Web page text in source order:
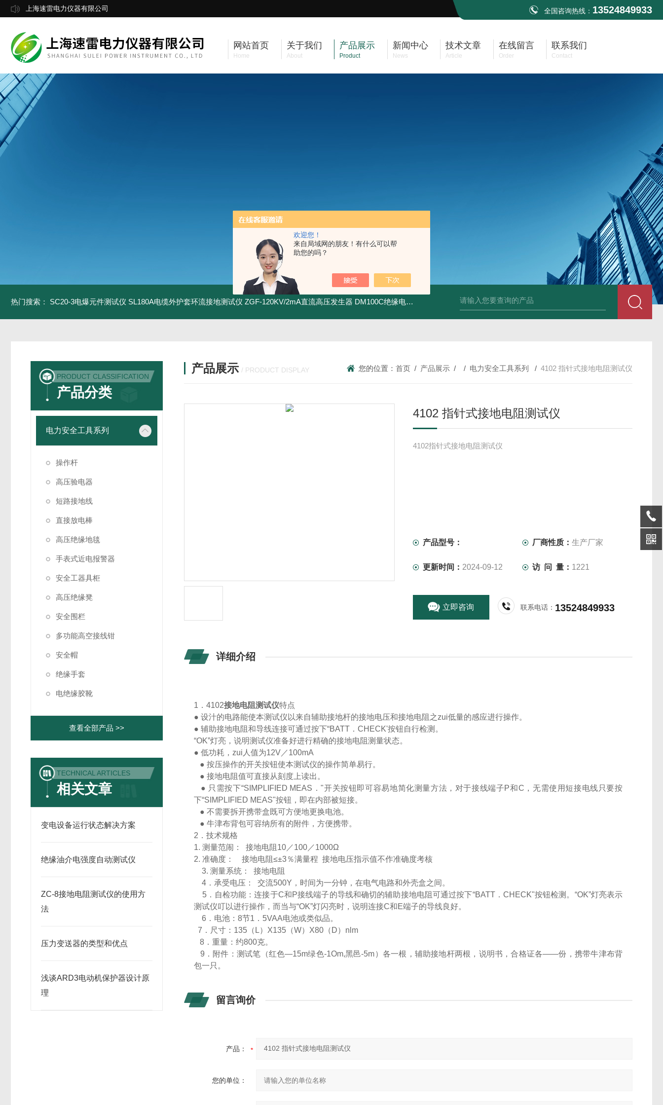
欢迎您！
来自局域网的朋友！有什么可以帮
助您的吗？
上海速雷电力仪器有限公司 全国咨询热线： 13524849933
网站首页
Home
关于我们
About
产品展示
Product
新闻中心
News
技术文章
Article
在线留言
Order
联系我们
Contact
热门搜索： SC20-3电爆元件测试仪 SL180A电缆外护套环流接地测试仪 ZGF-120KV/2mA直流高压发生器 DM100C绝缘电阻测试仪 DM50C绝缘电阻测试仪 SLB-II全自动变比测试仪 BY2672数字兆欧表
PRODUCT CLASSIFICATION
产品分类
电力安全工具系列
操作杆
高压验电器
短路接地线
直接放电棒
高压绝缘地毯
手表式近电报警器
安全工器具柜
高压绝缘凳
安全围栏
多功能高空接线钳
安全帽
绝缘手套
电绝缘胶靴
查看全部产品 >>
TECHNICAL ARTICLES
相关文章
变电设备运行状态解决方案
绝缘油介电强度自动测试仪
ZC-8接地电阻测试仪的使用方
法
压力变送器的类型和优点
浅谈ARD3电动机保护器设计原
理
产品展示 / PRODUCT DISPLAY 您的位置： 首页 / 产品展示 / / 电力安全工具系列 / 4102 指针式接地电阻测试仪
4102 指针式接地电阻测试仪
4102指针式接地电阻测试仪
产品型号： 厂商性质：生产厂家
更新时间： 2024-09-12 访 问 量： 1221
立即咨询 联系电话： 13524849933
详细介绍
1．4102接地电阻测试仪特点
● 设汁的电路能使本测试仪以来自辅助接地杆的接地电压和接地电阻之zui低量的感应进行操作。
● 辅助接地电阻和导线连接可通过按下“BATT．CHECK'按钮自行检测。
“OK”灯亮，说明测试仪准备好进行精确的接地电阻测量状态。
● 低功耗，zui人值为12V／100mA
● 按压操作的开关按钮使本测试仪的操作简单易行。
● 接地电阻值可直接从刻度上读出。
● 只需按下“SIMPLIFIED MEAS．"开关按钮即可容易地简化测量方法，对于接线端子P和C，无需使用短接电线只要按
下“SIMPLIFIED MEAS"按钮，即在内部被短接。
● 不需要拆开携带盒既可方便地更换电池。
● 牛津布背包可容纳所有的附件，方便携带。
2．技术规格
1. 测量范闹： 接地电阻10／100／1000Ω
2. 准确度： 接地电阻≤±3％满量程 接地电压指示值不作准确度考核
3. 测量系统： 接地电阻
4．承受电压： 交流500Y，时间为一分钟，在电气电路和外壳盒之间。
5．自检功能：连接于C和P接线端子的导线和确切的辅助接地电阻可通过按下“BATT．CHECK"按钮检测。“OK”灯亮表示
测试仪叮以进行操作，而当与“OK”灯闪亮时，说明连接C和E端子的导线良好。
6．电池：8节1．5VAA电池或类似品。
7．尺寸：135（L）X135（W）X80（D）nlm
8．重量：约800克。
9．附件：测试笔（红色—15m绿色-1Om,黑邑-5m）各一根，辅助接地杆两根，说明书，合格证各——份，携带牛津布背
包一只。
留言询价
产品：
您的单位：